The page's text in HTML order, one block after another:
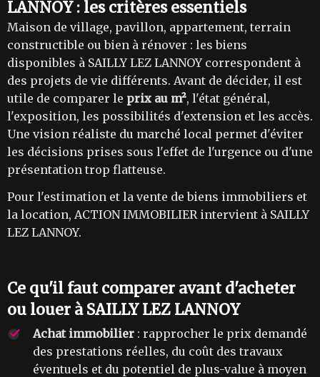
LANNOY : les critères essentiels
Maison de village, pavillon, appartement, terrain
constructible ou bien à rénover : les biens
disponibles à SAILLY LEZ LANNOY correspondent à
des projets de vie différents. Avant de décider, il est
utile de comparer le prix au m², l'état général,
l'exposition, les possibilités d'extension et les accès.
Une vision réaliste du marché local permet d'éviter
les décisions prises sous l'effet de l'urgence ou d'une
présentation trop flatteuse.
Pour l'estimation et la vente de biens immobiliers et
la location, ACTION IMMOBILIER intervient à SAILLY
LEZ LANNOY.
Ce qu'il faut comparer avant d'acheter
ou louer à SAILLY LEZ LANNOY
Achat immobilier : rapprocher le prix demandé
des prestations réelles, du coût des travaux
éventuels et du potentiel de plus-value à moyen